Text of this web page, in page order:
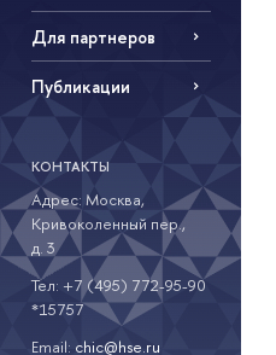
Для партнеров
Публикации
КОНТАКТЫ
Адрес: Москва,
Кривоколенный пер.,
д. 3
Тел: +7 (495) 772-95-90
*15757
Email: chic@hse.ru